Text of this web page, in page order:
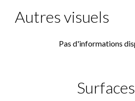
Autres visuels
Pas d'informations
Surfaces